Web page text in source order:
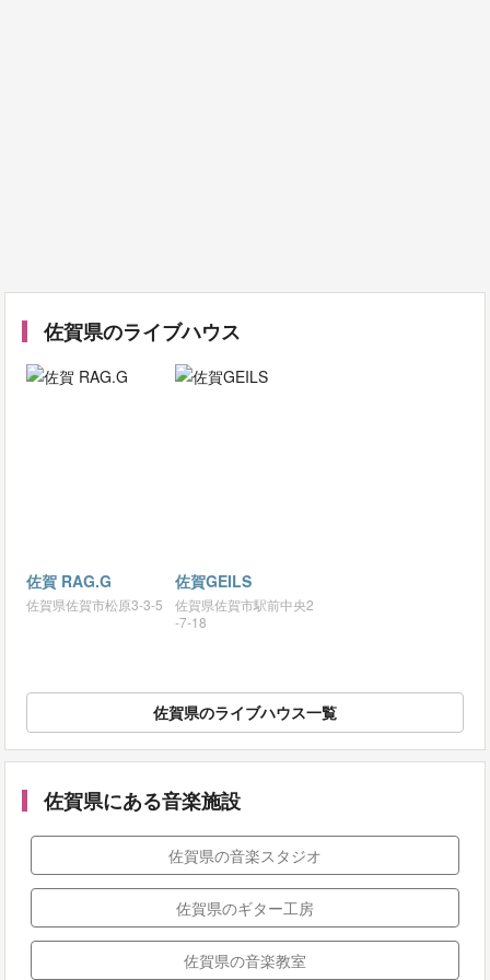
佐賀県のライブハウス
佐賀 RAG.G
佐賀県佐賀市松原3-3-5
佐賀GEILS
佐賀県佐賀市駅前中央2
-7-18
佐賀県のライブハウス一覧
佐賀県にある音楽施設
佐賀県の音楽スタジオ
佐賀県のギター工房
佐賀県の音楽教室